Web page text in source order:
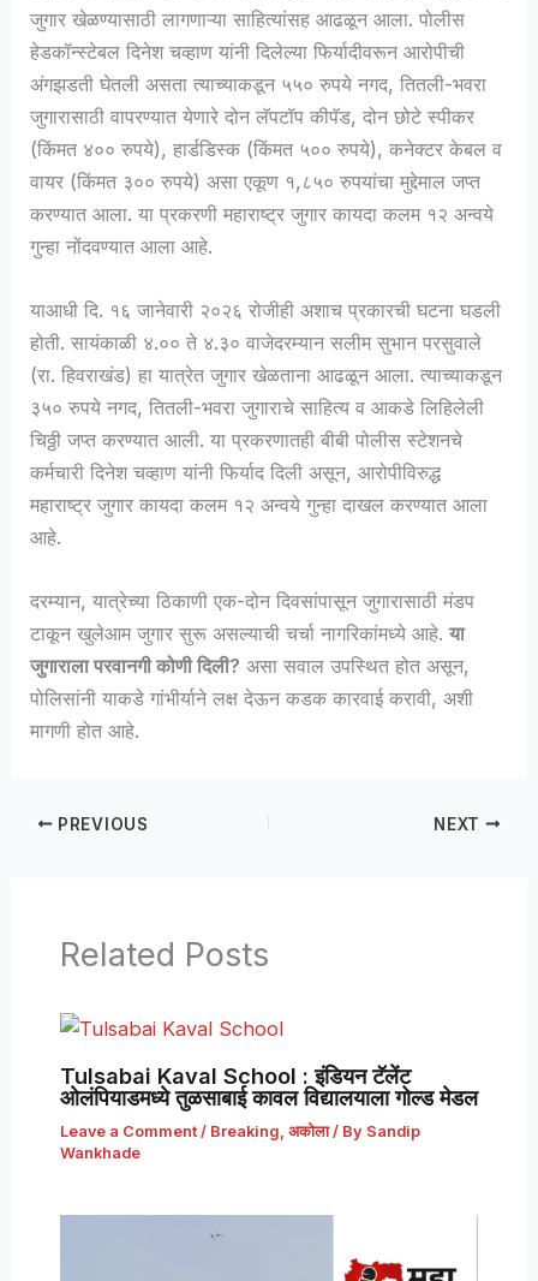
जुगार खेळण्यासाठी लागणाऱ्या साहित्यांसह आढळून आला. पोलीस
हेडकॉन्स्टेबल दिनेश चव्हाण यांनी दिलेल्या फिर्यादीवरून आरोपीची
अंगझडती घेतली असता त्याच्याकडून ५५० रुपये नगद, तितली-भवरा
जुगारासाठी वापरण्यात येणारे दोन लॅपटॉप कीपॅड, दोन छोटे स्पीकर
(किंमत ४०० रुपये), हार्डडिस्क (किंमत ५०० रुपये), कनेक्टर केबल व
वायर (किंमत ३०० रुपये) असा एकूण १,८५० रुपयांचा मुद्देमाल जप्त
करण्यात आला. या प्रकरणी महाराष्ट्र जुगार कायदा कलम १२ अन्वये
गुन्हा नोंदवण्यात आला आहे.
याआधी दि. १६ जानेवारी २०२६ रोजीही अशाच प्रकारची घटना घडली
होती. सायंकाळी ४.०० ते ४.३० वाजेदरम्यान सलीम सुभान परसुवाले
(रा. हिवराखंड) हा यात्रेत जुगार खेळताना आढळून आला. त्याच्याकडून
३५० रुपये नगद, तितली-भवरा जुगाराचे साहित्य व आकडे लिहिलेली
चिठ्ठी जप्त करण्यात आली. या प्रकरणातही बीबी पोलीस स्टेशनचे
कर्मचारी दिनेश चव्हाण यांनी फिर्याद दिली असून, आरोपीविरुद्ध
महाराष्ट्र जुगार कायदा कलम १२ अन्वये गुन्हा दाखल करण्यात आला
आहे.
दरम्यान, यात्रेच्या ठिकाणी एक-दोन दिवसांपासून जुगारासाठी मंडप
टाकून खुलेआम जुगार सुरू असल्याची चर्चा नागरिकांमध्ये आहे.या
जुगाराला परवानगी कोणी दिली? असा सवाल उपस्थित होत असून,
पोलिसांनी याकडे गांभीर्याने लक्ष देऊन कडक कारवाई करावी, अशी
मागणी होत आहे.
PREVIOUS NEXT
Related Posts
Tulsabai Kaval School : इंडियन टॅलेंट
ओलंपियाडमध्ये तुळसाबाई कावल विद्यालयाला गोल्ड मेडल
Leave a Comment / Breaking, अकोला/ By Sandip
Wankhade